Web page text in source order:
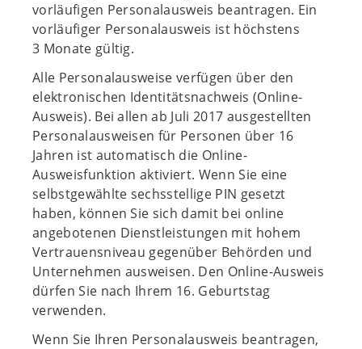
vorläufigen Personalausweis beantragen. Ein
vorläufiger Personalausweis ist höchstens
3 Monate gültig.
Alle Personalausweise verfügen über den
elektronischen Identitätsnachweis (Online-
Ausweis). Bei allen ab Juli 2017 ausgestellten
Personalausweisen für Personen über 16
Jahren ist automatisch die Online-
Ausweisfunktion aktiviert. Wenn Sie eine
selbstgewählte sechsstellige PIN gesetzt
haben, können Sie sich damit bei online
angebotenen Dienstleistungen mit hohem
Vertrauensniveau gegenüber Behörden und
Unternehmen ausweisen. Den Online-Ausweis
dürfen Sie nach Ihrem 16. Geburtstag
verwenden.
Wenn Sie Ihren Personalausweis beantragen,